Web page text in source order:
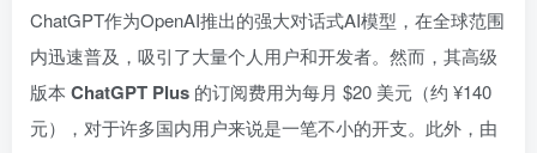
ChatGPT作为OpenAI推出的强大对话式AI模型，在全球范围
内迅速普及，吸引了大量个人用户和开发者。然而，其高级
版本 ChatGPT Plus 的订阅费用为每月 $20 美元（约 ¥140
元），对于许多国内用户来说是一笔不小的开支。此外，由